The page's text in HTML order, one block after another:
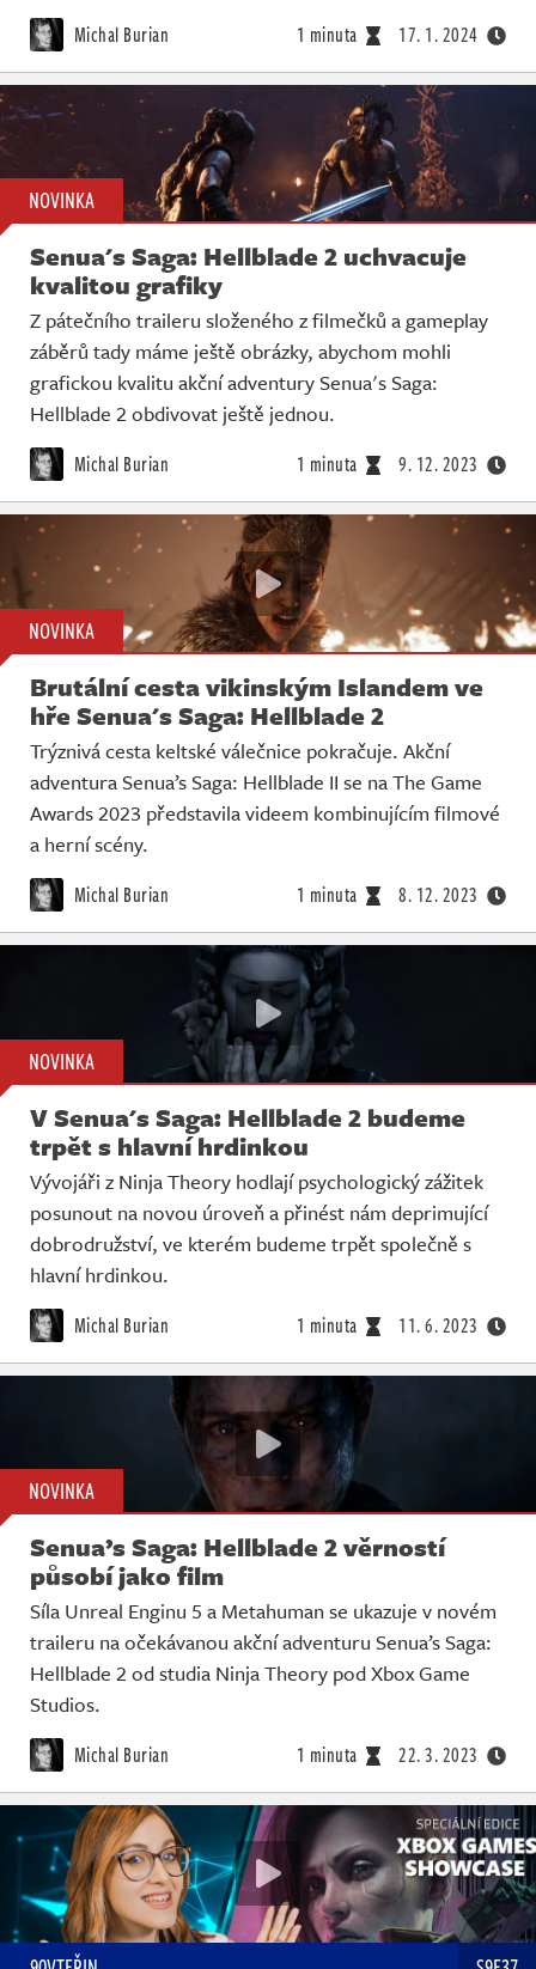
Michal Burian 1 minuta 17. 1. 2024
NOVINKA
Senua's Saga: Hellblade 2 uchvacuje
kvalitou grafiky
Z pátečního traileru složeného z filmečků a gameplay
záběrů tady máme ještě obrázky, abychom mohli
grafickou kvalitu akční adventury Senua's Saga:
Hellblade 2 obdivovat ještě jednou.
Michal Burian 1 minuta 9. 12. 2023
NOVINKA
Brutální cesta vikinským Islandem ve
hře Senua's Saga: Hellblade 2
Trýznivá cesta keltské válečnice pokračuje. Akční
adventura Senua’s Saga: Hellblade II se na The Game
Awards 2023 představila videem kombinujícím filmové
a herní scény.
Michal Burian 1 minuta 8. 12. 2023
NOVINKA
V Senua's Saga: Hellblade 2 budeme
trpět s hlavní hrdinkou
Vývojáři z Ninja Theory hodlají psychologický zážitek
posunout na novou úroveň a přinést nám deprimující
dobrodružství, ve kterém budeme trpět společně s
hlavní hrdinkou.
Michal Burian 1 minuta 11. 6. 2023
NOVINKA
Senua’s Saga: Hellblade 2 věrností
působí jako film
Síla Unreal Enginu 5 a Metahuman se ukazuje v novém
traileru na očekávanou akční adventuru Senua’s Saga:
Hellblade 2 od studia Ninja Theory pod Xbox Game
Studios.
Michal Burian 1 minuta 22. 3. 2023